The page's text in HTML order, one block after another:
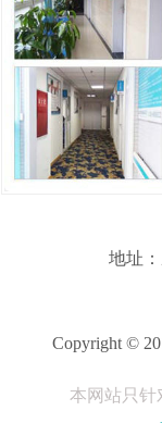
地址
Copyright ©
本网站只针